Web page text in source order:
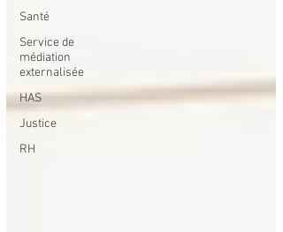
Santé
Service de
médiation
externalisée
HAS
Justice
RH